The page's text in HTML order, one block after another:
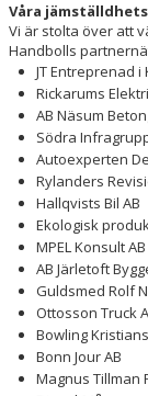
Våra
Vi är stolta över att
Handbolls
JT Entreprenad i
Rickarums
AB Näsum
Södra
Autoexperten
Rylanders
Hallqvists Bil AB
Ekologisk
MPEL Konsult AB
AB Järletoft
Guldsmed Rolf
Ottosson Truck
Bowling
Bonn Jour AB
Magnus Tillman